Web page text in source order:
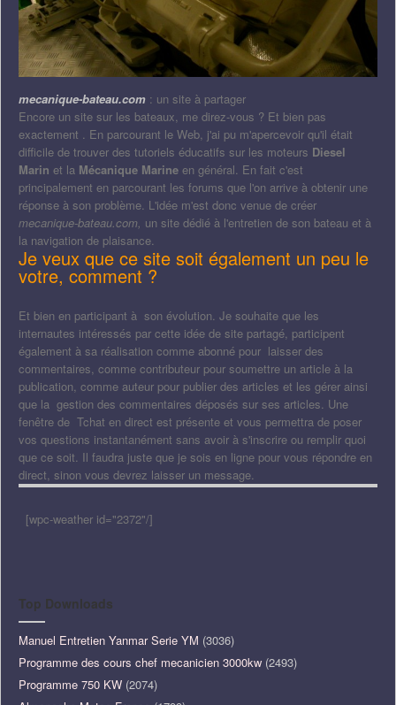
mecanique-bateau.com : un site à partager
Encore un site sur les bateaux, me direz-vous ? Et bien pas
exactement . En parcourant le Web, j'ai pu m'apercevoir qu'il était
difficile de trouver des tutoriels éducatifs sur les moteurs Diesel
Marin et la Mécanique Marine en général. En fait c'est
principalement en parcourant les forums que l'on arrive à obtenir une
réponse à son problème. L'idée m'est donc venue de créer
mecanique-bateau.com, un site dédié à l'entretien de son bateau et à
la navigation de plaisance.
Je veux que ce site soit également un peu le
votre, comment ?
Et bien en participant à son évolution. Je souhaite que les
internautes intéressés par cette idée de site partagé, participent
également à sa réalisation comme abonné pour laisser des
commentaires, comme contributeur pour soumettre un article à la
publication, comme auteur pour publier des articles et les gérer ainsi
que la gestion des commentaires déposés sur ses articles. Une
fenêtre de Tchat en direct est présente et vous permettra de poser
vos questions instantanément sans avoir à s'inscrire ou remplir quoi
que ce soit. Il faudra juste que je sois en ligne pour vous répondre en
direct, sinon vous devrez laisser un message.
[wpc-weather id="2372"/]
Top Downloads
Manuel Entretien Yanmar Serie YM (3036)
Programme des cours chef mecanicien 3000kw (2493)
Programme 750 KW (2074)